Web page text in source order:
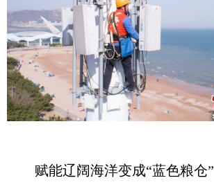
赋能辽阔海洋变成“蓝色粮仓”